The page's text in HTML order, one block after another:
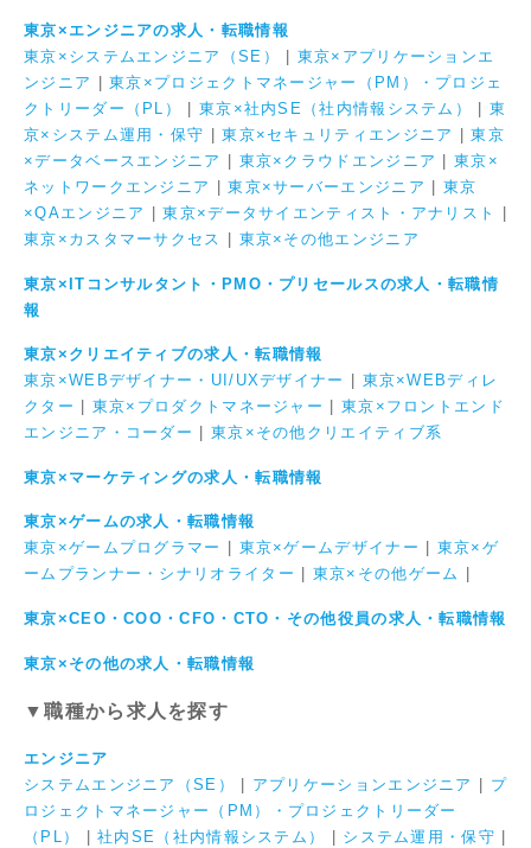
東京×エンジニアの求人・転職情報
東京×システムエンジニア（SE）
東京×アプリケーションエ
ンジニア
|東京×プロジェクトマネージャー（PM）・プロジェ
クトリーダー（PL）
東京×社内SE（社内情報システム）
東
京×システム運用・保守 |東京×セキュリティエンジニア |東京
×データベースエンジニア
東京×クラウドエンジニア |東京×
ネットワークエンジニア
|東京×サーバーエンジニア
東京
×QAエンジニア
|東京×データサイエンティスト・アナリスト
東京×カスタマーサクセス
東京×その他エンジニア
東京×ITコンサルタント・PMO・プリセールスの求人・転職情
報
東京×クリエイティブの求人・転職情報
東京×WEBデザイナー・UI/UXデザイナー
東京×WEBディレ
クター
東京×プロダクトマネージャー
東京×フロントエンド
エンジニア・コーダー
東京×その他クリエイティブ系
東京×マーケティングの求人・転職情報
東京×ゲームの求人・転職情報
東京×ゲームプログラマー
東京×ゲームデザイナー
東京×ゲ
ームプランナー・シナリオライター
東京×その他ゲーム
東京×CEO・COO・CFO・CTO・その他役員の求人・転職情報
東京×その他の求人・転職情報
▼職種から求人を探す
エンジニア
システムエンジニア（SE）
アプリケーションエンジニア
プ
ロジェクトマネージャー（PM）・プロジェクトリーダー
（PL）
|社内SE（社内情報システム） システム運用・保守